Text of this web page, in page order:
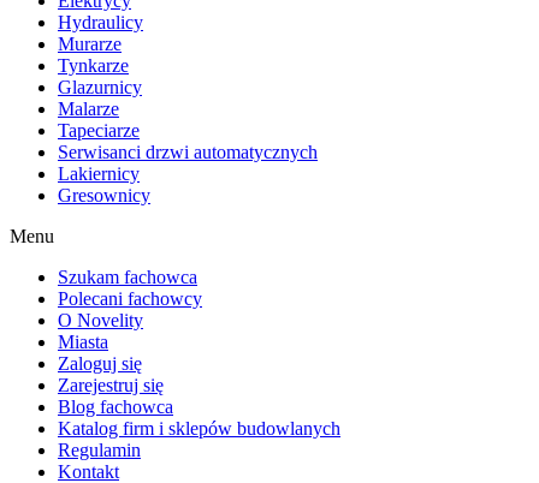
Hydraulicy
Murarze
Tynkarze
Glazurnicy
Malarze
Tapeciarze
Serwisanci drzwi automatycznych
Lakiernicy
Gresownicy
Menu
Szukam fachowca
Polecani fachowcy
O Novelity
Miasta
Zaloguj się
Zarejestruj się
Blog fachowca
Katalog firm i sklepów budowlanych
Regulamin
Kontakt